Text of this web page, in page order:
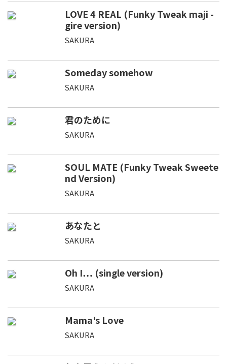
LOVE 4 REAL (Funky Tweak maji -
gire version)
SAKURA
Someday somehow
SAKURA
君のために
SAKURA
SOUL MATE (Funky Tweak Sweete
nd Version)
SAKURA
あなたと
SAKURA
Oh I… (single version)
SAKURA
Mama's Love
SAKURA